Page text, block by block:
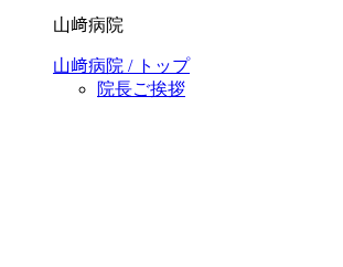
山﨑病院
山﨑病院 / トップ
院長ご挨拶